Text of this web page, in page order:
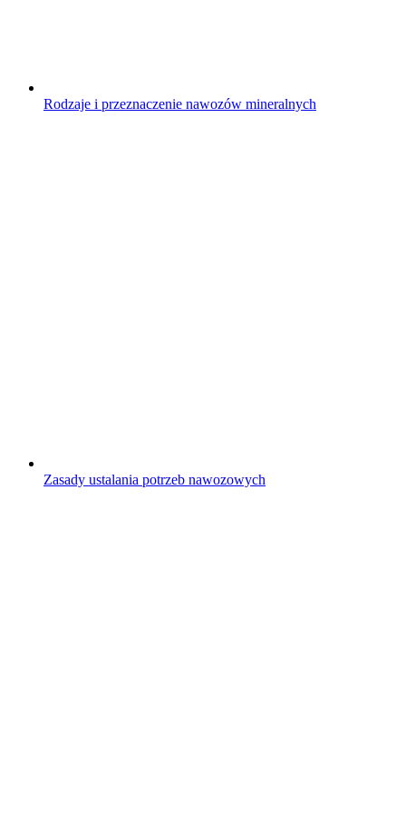
Rodzaje i przeznaczenie nawozów mineralnych
Zasady ustalania potrzeb nawozowych